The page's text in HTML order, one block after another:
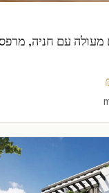
מעולה עם חניה,